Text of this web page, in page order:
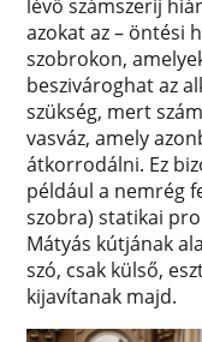
lévő számszeríj
azokat az – öntési
szobrokon,
beszivároghat az
szükség, mert
vasváz, amely
átkorrodálni. Ez
például a nemrég
szobra) statikai
Mátyás kútjának
szó, csak külső,
kijavítanak majd.